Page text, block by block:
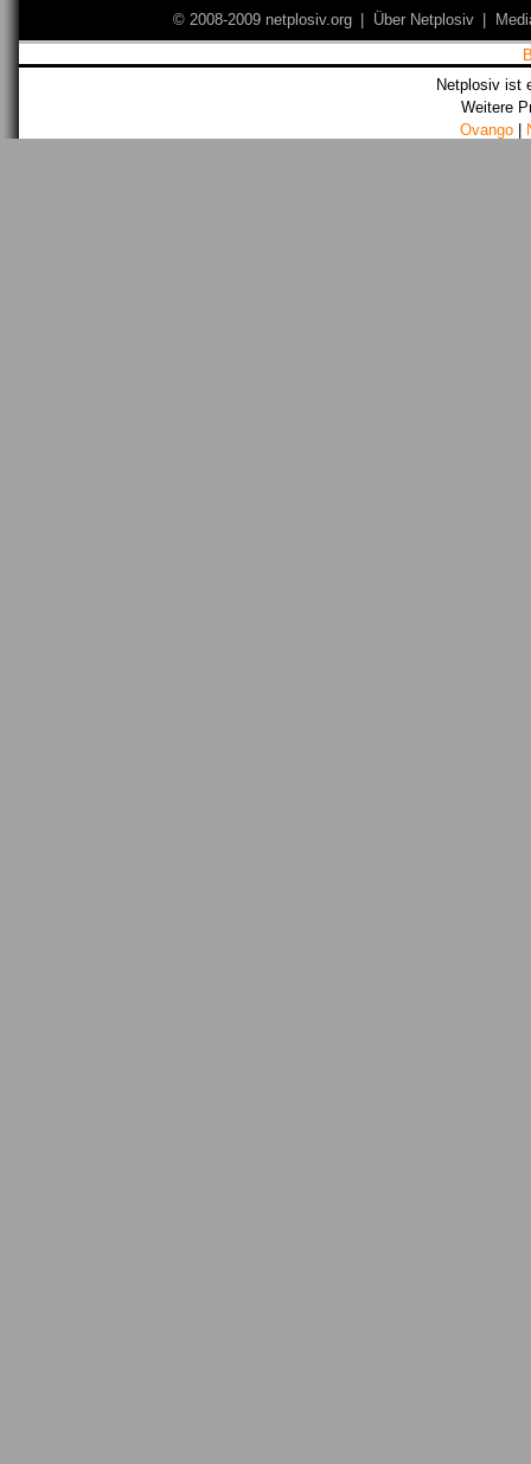
© 2008-2009 netplosiv.org Über Netplosiv
Netplosiv ist
Weitere
Ovango